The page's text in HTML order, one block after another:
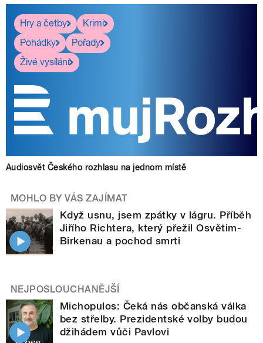
Hry a četby
Krimi
Pohádky
Pořady
Živé vysílání
Audiosvět Českého rozhlasu na jednom místě
MOHLO BY VÁS ZAJÍMAT
Když usnu, jsem zpátky v lágru. Příběh
Jiřího Richtera, který přežil Osvětim-
Birkenau a pochod smrti
NEJPOSLOUCHANĚJŠÍ
Michopulos: Čeká nás občanská válka
bez střelby. Prezidentské volby budou
džihádem vůči Pavlovi